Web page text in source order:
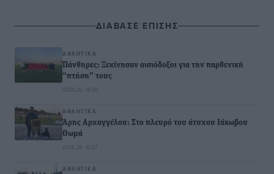
ΔΙΑΒΑΣΕ ΕΠΙΣΗΣ
ΑΘΛΗΤΙΚΆ
Πάνθηρες: Ξεκίνησαν αισιόδοξοι για την παρθενική
“πτήση” τους
07.08.26 · 16:59
ΑΘΛΗΤΙΚΆ
Άρης Αρχαγγέλου: Στο πλευρό του άτυχου Ιάκωβου
Θωμά
07.08.26 · 16:57
ΑΘΛΗΤΙΚΆ